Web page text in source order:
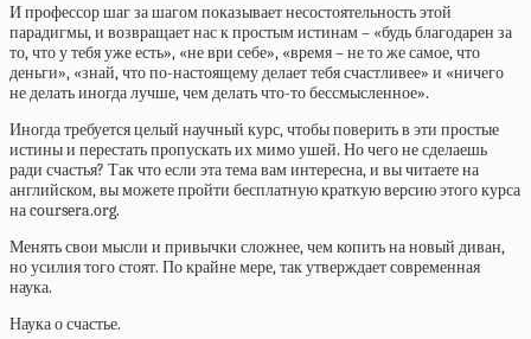
И профессор шаг за шагом показывает несостоятельность этой
парадигмы, и возвращает нас к простым истинам – «будь благодарен за
то, что у тебя уже есть», «не ври себе», «время – не то же самое, что
деньги», «знай, что по-настоящему делает тебя счастливее» и «ничего
не делать иногда лучше, чем делать что-то бессмысленное».
Иногда требуется целый научный курс, чтобы поверить в эти простые
истины и перестать пропускать их мимо ушей. Но чего не сделаешь
ради счастья? Так что если эта тема вам интересна, и вы читаете на
английском, вы можете пройти бесплатную краткую версию этого курса
на coursera.org.
Менять свои мысли и привычки сложнее, чем копить на новый диван,
но усилия того стоят. По крайне мере, так утверждает современная
наука.
Наука о счастье.